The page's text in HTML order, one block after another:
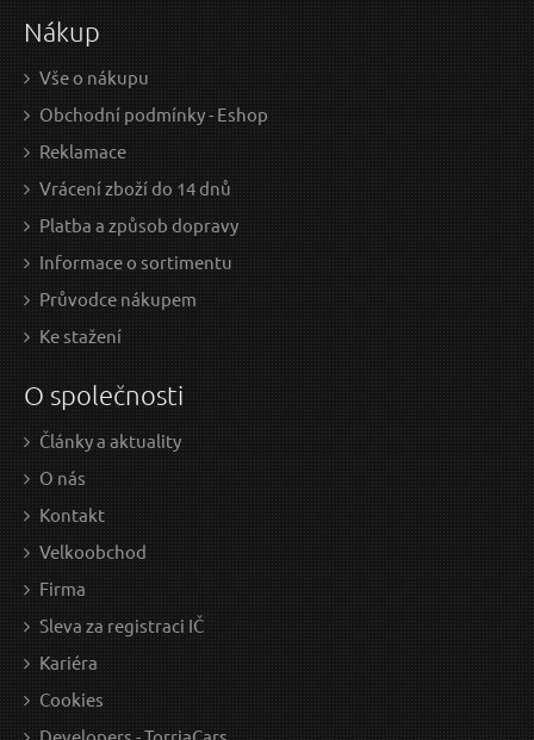
na centrále
Metr svinovací, 7,5m, š. pásku 25mm EXTOL-CRAFT
159 Kč / Ks
131.4 Kč bez DPH
Metr svinovací, 2m, š. pásku 16mm EXTOL-CRAFT
Nákup
Vše o nákupu
Obchodní podmínky - Eshop
Reklamace
Vrácení zboží do 14 dnů
Platba a způsob dopravy
Informace o sortimentu
Průvodce nákupem
Ke stažení
O společnosti
Články a aktuality
O nás
Kontakt
Velkoobchod
Firma
Sleva za registraci IČ
Kariéra
Cookies